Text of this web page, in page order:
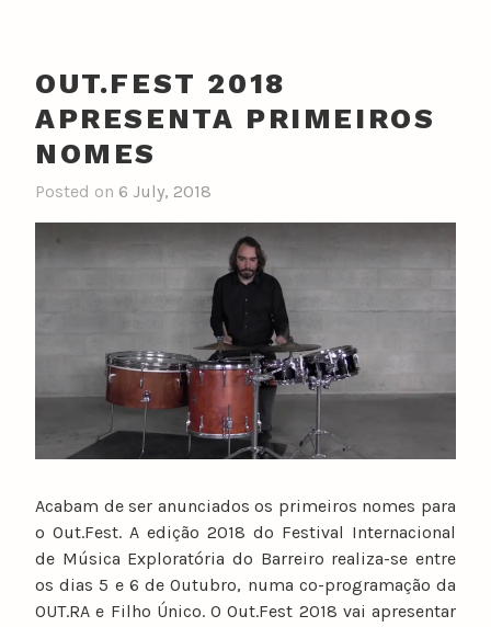
OUT.FEST 2018
APRESENTA PRIMEIROS
NOMES
Posted on 6 July, 2018
Acabam de ser anunciados os primeiros nomes para
o Out.Fest. A edição 2018 do Festival Internacional
de Música Exploratória do Barreiro realiza-se entre
os dias 5 e 6 de Outubro, numa co-programação da
OUT.RA e Filho Único. O Out.Fest 2018 vai apresentar